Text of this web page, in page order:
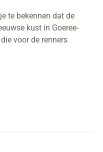
te bekennen dat de
kust in Goeree-
voor de renners